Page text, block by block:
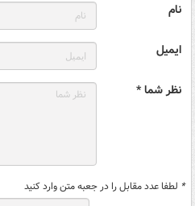
نام
ایمیل
نظر شما *
* لطفا عدد مقابل را در جعبه متن وارد کنید